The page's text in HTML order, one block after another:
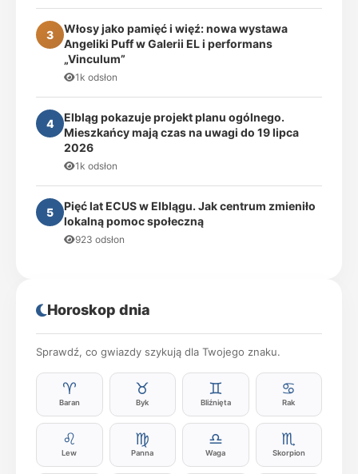
3
Włosy jako pamięć i więź: nowa wystawa
Angeliki Puff w Galerii EL i performans
„Vinculum”
1k odsłon
4
Elbląg pokazuje projekt planu ogólnego.
Mieszkańcy mają czas na uwagi do 19 lipca
2026
1k odsłon
5
Pięć lat ECUS w Elblągu. Jak centrum zmieniło
lokalną pomoc społeczną
923 odsłon
Horoskop dnia
Sprawdź, co gwiazdy szykują dla Twojego znaku.
♈
Baran
♉
Byk
♊
Bliźnięta
♋
Rak
♌
Lew
♍
Panna
♎
Waga
♏
Skorpion